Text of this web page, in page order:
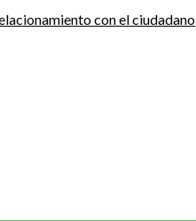
con el ciudadano